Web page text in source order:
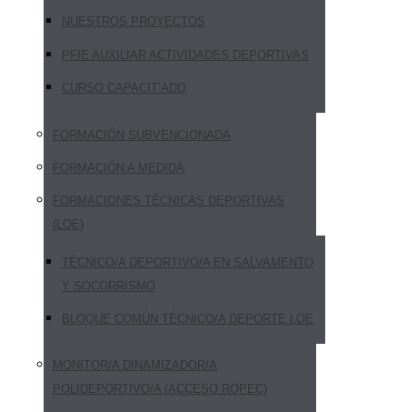
NUESTROS PROYECTOS
PFIE AUXILIAR ACTIVIDADES DEPORTIVAS
CURSO CAPACIT’ADD
FORMACIÓN SUBVENCIONADA
FORMACIÓN A MEDIDA
FORMACIONES TÉCNICAS DEPORTIVAS
(LOE)
TÉCNICO/A DEPORTIVO/A EN SALVAMENTO
Y SOCORRISMO
BLOQUE COMÚN TÉCNICO/A DEPORTE LOE
MONITOR/A DINAMIZADOR/A
POLIDEPORTIVO/A (ACCESO ROPEC)